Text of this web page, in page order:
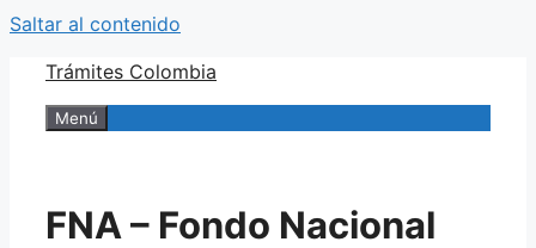
Saltar al contenido
Trámites Colombia
Menú
FNA – Fondo Nacional